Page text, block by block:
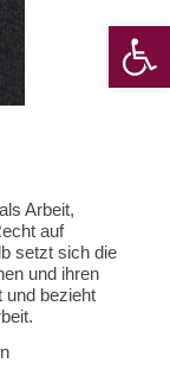
Arbeit,
auf
setzt sich die
und ihren
und bezieht